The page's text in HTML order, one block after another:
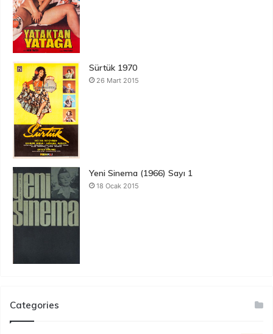
Sürtük 1970
26 Mart 2015
Yeni Sinema (1966) Sayı 1
18 Ocak 2015
Categories